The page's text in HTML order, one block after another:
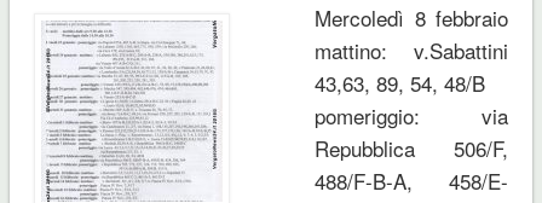
Mercoledì 8 febbraio
mattino: v.Sabattini
43,63, 89, 54, 48/B
pomeriggio: via
Repubblica 506/F,
488/F-B-A, 458/E-